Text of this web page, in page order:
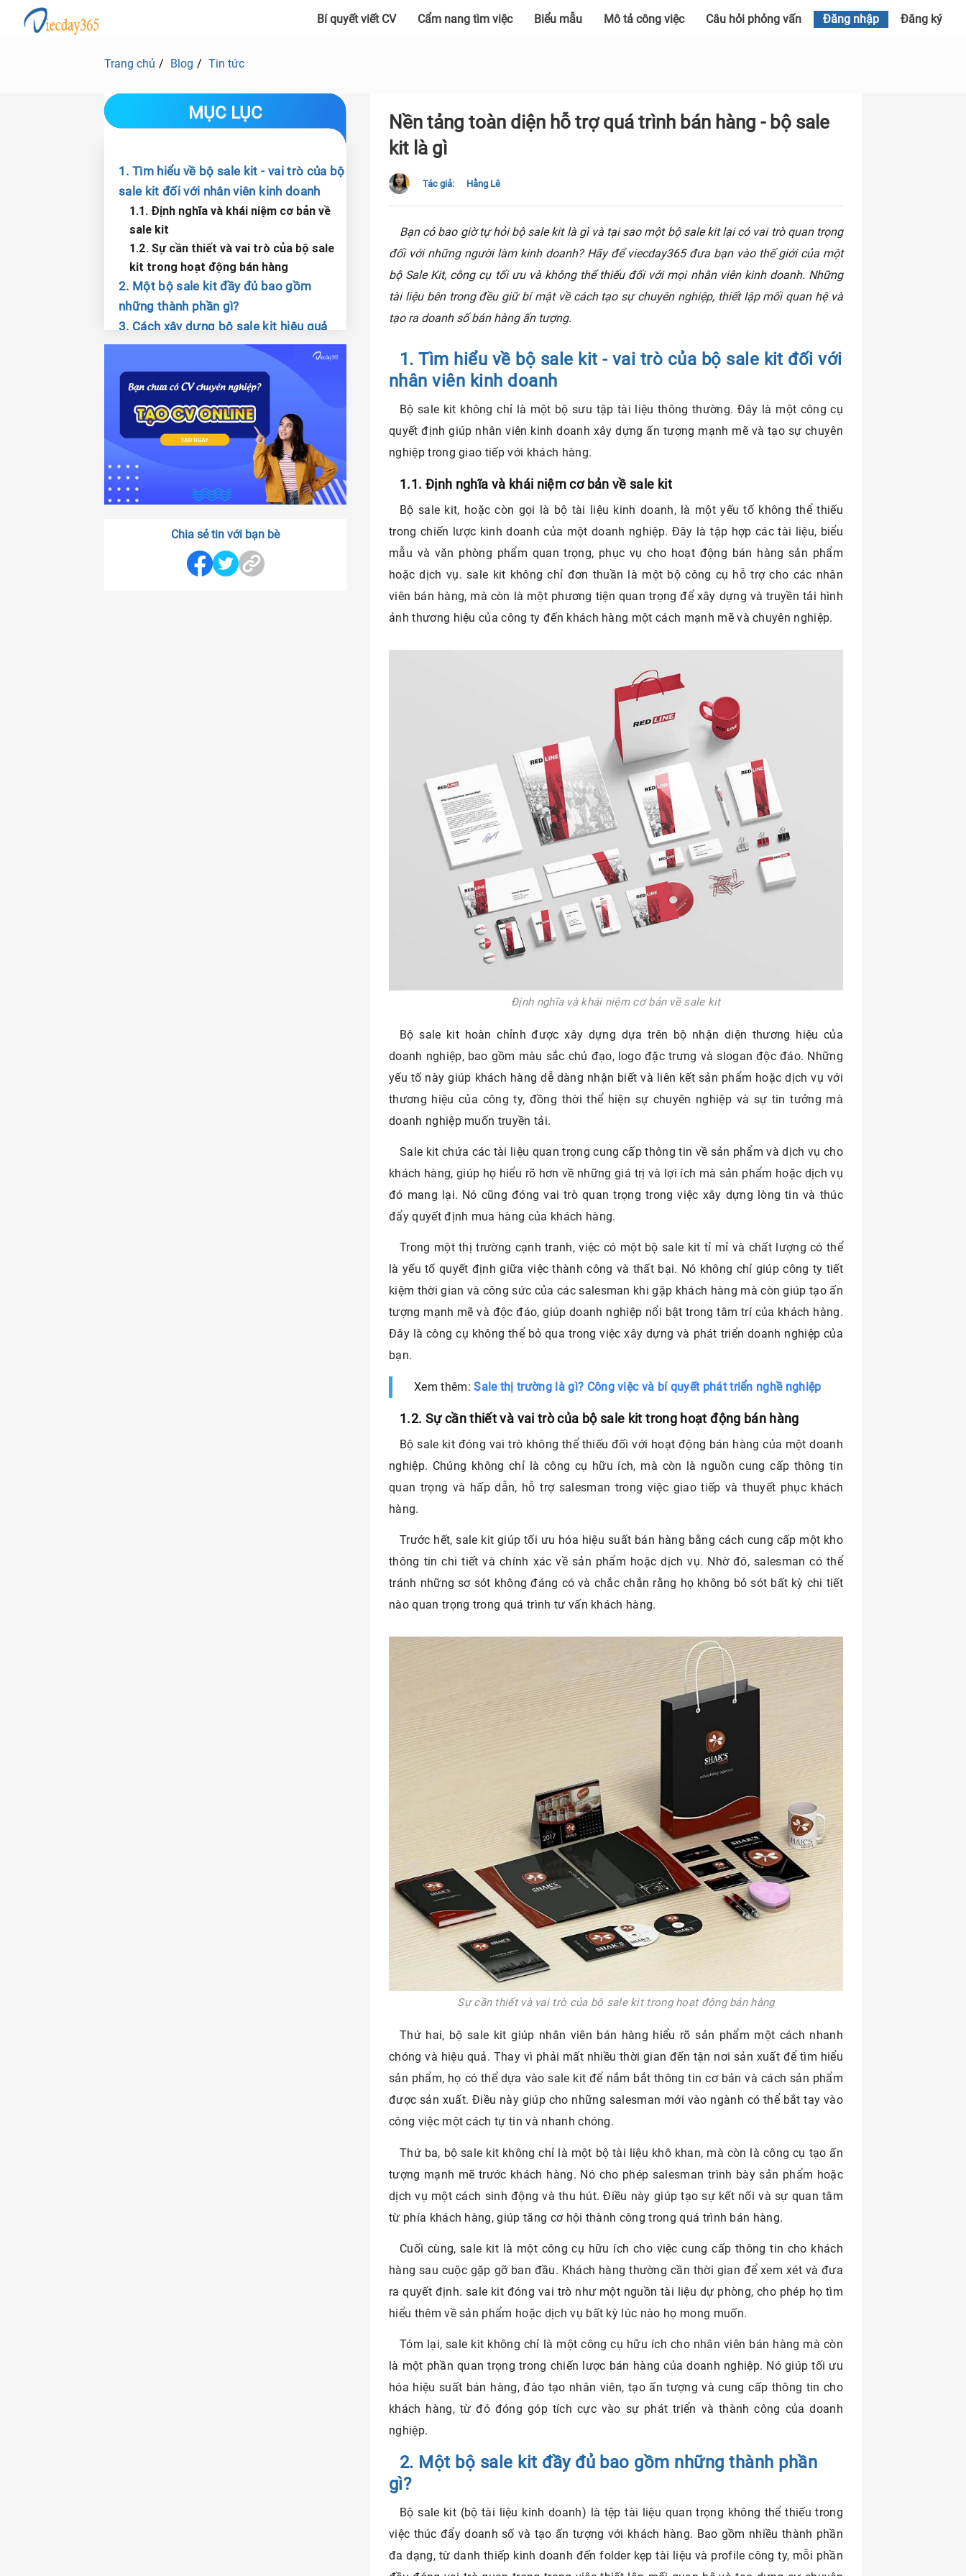
Bí quyết viết CV Cẩm nang tìm việc Biểu mẫu Mô tả công việc Câu hỏi phỏng vấn Đăng nhập Đăng ký
Trang chủ Blog Tin tức
Nền tảng toàn diện hỗ trợ quá trình bán hàng - bộ sale
kit là gì
Tác giả: Hằng Lê
Bạn có bao giờ tự hỏi bộ sale kit là gì và tại sao một bộ sale kit lại có vai trò quan trọng
đối với những người làm kinh doanh? Hãy để viecday365 đưa bạn vào thế giới của một
bộ Sale Kit, công cụ tối ưu và không thể thiếu đối với mọi nhân viên kinh doanh. Những
tài liệu bên trong đều giữ bí mật về cách tạo sự chuyên nghiệp, thiết lập mối quan hệ và
tạo ra doanh số bán hàng ấn tượng.
MỤC LỤC
1. Tìm hiểu về bộ sale kit - vai trò của bộ
sale kit đối với nhân viên kinh doanh
1.1. Định nghĩa và khái niệm cơ bản về
sale kit
1.2. Sự cần thiết và vai trò của bộ sale
kit trong hoạt động bán hàng
2. Một bộ sale kit đầy đủ bao gồm
những thành phần gì?
3. Cách xây dựng bộ sale kit hiệu quả
trong lĩnh vực kinh doanh
4. Tìm kiếm cơ hội việc làm nhân viên
kinh doanh với viecday365
Chia sẻ tin với bạn bè
1. Tìm hiểu về bộ sale kit - vai trò của bộ sale kit đối với
nhân viên kinh doanh
Bộ sale kit không chỉ là một bộ sưu tập tài liệu thông thường. Đây là một công cụ
quyết định giúp nhân viên kinh doanh xây dựng ấn tượng mạnh mẽ và tạo sự chuyên
nghiệp trong giao tiếp với khách hàng.
1.1. Định nghĩa và khái niệm cơ bản về sale kit
Bộ sale kit, hoặc còn gọi là bộ tài liệu kinh doanh, là một yếu tố không thể thiếu
trong chiến lược kinh doanh của một doanh nghiệp. Đây là tập hợp các tài liệu, biểu
mẫu và văn phòng phẩm quan trọng, phục vụ cho hoạt động bán hàng sản phẩm
hoặc dịch vụ. sale kit không chỉ đơn thuần là một bộ công cụ hỗ trợ cho các nhân
viên bán hàng, mà còn là một phương tiện quan trọng để xây dựng và truyền tải hình
ảnh thương hiệu của công ty đến khách hàng một cách mạnh mẽ và chuyên nghiệp.
Định nghĩa và khái niệm cơ bản về sale kit
Bộ sale kit hoàn chỉnh được xây dựng dựa trên bộ nhận diện thương hiệu của
doanh nghiệp, bao gồm màu sắc chủ đạo, logo đặc trưng và slogan độc đáo. Những
yếu tố này giúp khách hàng dễ dàng nhận biết và liên kết sản phẩm hoặc dịch vụ với
thương hiệu của công ty, đồng thời thể hiện sự chuyên nghiệp và sự tin tưởng mà
doanh nghiệp muốn truyền tải.
Sale kit chứa các tài liệu quan trọng cung cấp thông tin về sản phẩm và dịch vụ cho
khách hàng, giúp họ hiểu rõ hơn về những giá trị và lợi ích mà sản phẩm hoặc dịch vụ
đó mang lại. Nó cũng đóng vai trò quan trọng trong việc xây dựng lòng tin và thúc
đẩy quyết định mua hàng của khách hàng.
Trong một thị trường cạnh tranh, việc có một bộ sale kit tỉ mỉ và chất lượng có thể
là yếu tố quyết định giữa việc thành công và thất bại. Nó không chỉ giúp công ty tiết
kiệm thời gian và công sức của các salesman khi gặp khách hàng mà còn giúp tạo ấn
tượng mạnh mẽ và độc đáo, giúp doanh nghiệp nổi bật trong tâm trí của khách hàng.
Đây là công cụ không thể bỏ qua trong việc xây dựng và phát triển doanh nghiệp của
bạn.
Xem thêm:Sale thị trường là gì? Công việc và bí quyết phát triển nghề nghiệp
1.2. Sự cần thiết và vai trò của bộ sale kit trong hoạt động bán hàng
Bộ sale kit đóng vai trò không thể thiếu đối với hoạt động bán hàng của một doanh
nghiệp. Chúng không chỉ là công cụ hữu ích, mà còn là nguồn cung cấp thông tin
quan trọng và hấp dẫn, hỗ trợ salesman trong việc giao tiếp và thuyết phục khách
hàng.
Trước hết, sale kit giúp tối ưu hóa hiệu suất bán hàng bằng cách cung cấp một kho
thông tin chi tiết và chính xác về sản phẩm hoặc dịch vụ. Nhờ đó, salesman có thể
tránh những sơ sót không đáng có và chắc chắn rằng họ không bỏ sót bất kỳ chi tiết
nào quan trọng trong quá trình tư vấn khách hàng.
Sự cần thiết và vai trò của bộ sale kit trong hoạt động bán hàng
Thứ hai, bộ sale kit giúp nhân viên bán hàng hiểu rõ sản phẩm một cách nhanh
chóng và hiệu quả. Thay vì phải mất nhiều thời gian đến tận nơi sản xuất để tìm hiểu
sản phẩm, họ có thể dựa vào sale kit để nắm bắt thông tin cơ bản và cách sản phẩm
được sản xuất. Điều này giúp cho những salesman mới vào ngành có thể bắt tay vào
công việc một cách tự tin và nhanh chóng.
Thứ ba, bộ sale kit không chỉ là một bộ tài liệu khô khan, mà còn là công cụ tạo ấn
tượng mạnh mẽ trước khách hàng. Nó cho phép salesman trình bày sản phẩm hoặc
dịch vụ một cách sinh động và thu hút. Điều này giúp tạo sự kết nối và sự quan tâm
từ phía khách hàng, giúp tăng cơ hội thành công trong quá trình bán hàng.
Cuối cùng, sale kit là một công cụ hữu ích cho việc cung cấp thông tin cho khách
hàng sau cuộc gặp gỡ ban đầu. Khách hàng thường cần thời gian để xem xét và đưa
ra quyết định. sale kit đóng vai trò như một nguồn tài liệu dự phòng, cho phép họ tìm
hiểu thêm về sản phẩm hoặc dịch vụ bất kỳ lúc nào họ mong muốn.
Tóm lại, sale kit không chỉ là một công cụ hữu ích cho nhân viên bán hàng mà còn
là một phần quan trọng trong chiến lược bán hàng của doanh nghiệp. Nó giúp tối ưu
hóa hiệu suất bán hàng, đào tạo nhân viên, tạo ấn tượng và cung cấp thông tin cho
khách hàng, từ đó đóng góp tích cực vào sự phát triển và thành công của doanh
nghiệp.
2. Một bộ sale kit đầy đủ bao gồm những thành phần
gì?
Bộ sale kit (bộ tài liệu kinh doanh) là tệp tài liệu quan trọng không thể thiếu trong
việc thúc đẩy doanh số và tạo ấn tượng với khách hàng. Bao gồm nhiều thành phần
đa dạng, từ danh thiếp kinh doanh đến folder kẹp tài liệu và profile công ty, mỗi phần